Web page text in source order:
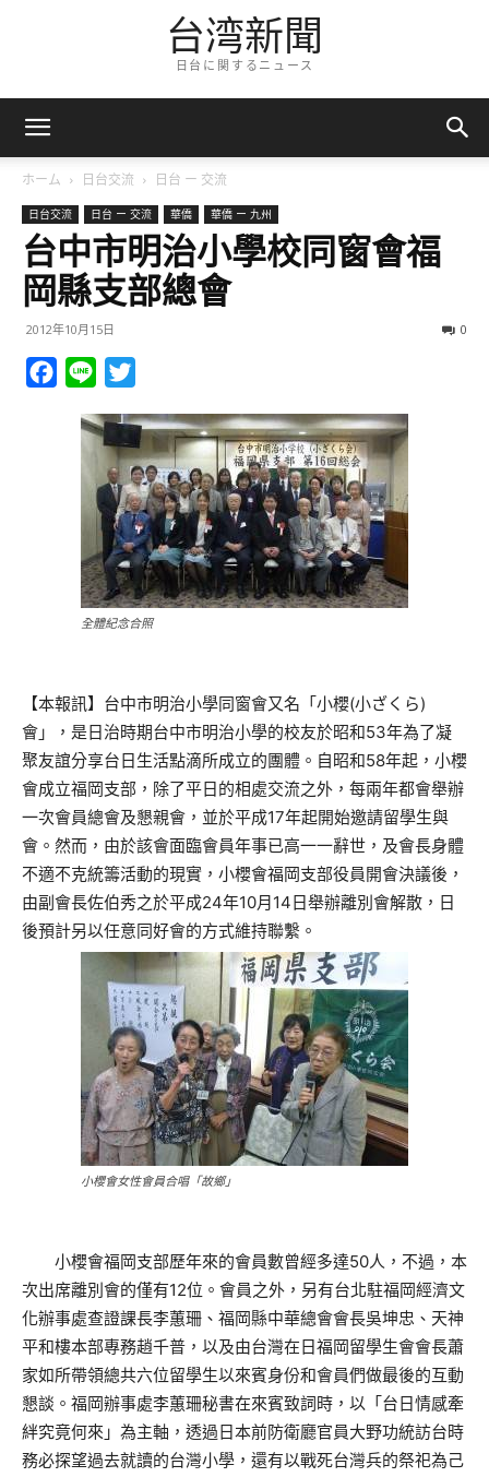
台湾新聞
日台に関するニュース
ホーム 日台交流 日台 ー 交流
日台交流 日台 ー 交流 華僑 華僑 ー 九州
台中市明治小學校同窗會福
岡縣支部總會
2012年10月15日 0
Facebook
Line
全體紀念合照
【本報訊】台中市明治小學同窗會又名「小櫻(小ざくら)
會」，是日治時期台中市明治小學的校友於昭和53年為了凝
聚友誼分享台日生活點滴所成立的團體。自昭和58年起，小櫻
會成立福岡支部，除了平日的相處交流之外，每兩年都會舉辦
一次會員總會及懇親會，並於平成17年起開始邀請留學生與
會。然而，由於該會面臨會員年事已高一一辭世，及會長身體
不適不克統籌活動的現實，小櫻會福岡支部役員開會決議後，
由副會長佐伯秀之於平成24年10月14日舉辦離別會解散，日
後預計另以任意同好會的方式維持聯繫。
小櫻會女性會員合唱「故鄉」
小櫻會福岡支部歷年來的會員數曾經多達50人，不過，本
次出席離別會的僅有12位。會員之外，另有台北駐福岡經濟文
化辦事處查證課長李蕙珊、福岡縣中華總會會長吳坤忠、天神
平和樓本部專務趙千普，以及由台灣在日福岡留學生會會長蕭
家如所帶領總共六位留學生以來賓身份和會員們做最後的互動
懇談。福岡辦事處李蕙珊秘書在來賓致詞時，以「台日情感牽
絆究竟何來」為主軸，透過日本前防衛廳官員大野功統訪台時
務必探望過去就讀的台灣小學，還有以戰死台灣兵的祭祀為己